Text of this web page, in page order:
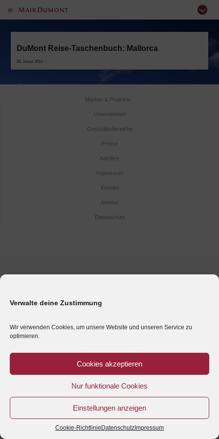
Verwalte deine Zustimmung
Wir verwenden Cookies, um unsere Website und unseren Service zu
optimieren.
Cookies akzeptieren
Nur funktionale Cookies
Einstellungen anzeigen
Cookie-Richtlinie Datenschutz Impressum
DuMont Reise-Taschenbuch: Mallorca
28. Januar 2014 -
Marken & Produkte
Unternehmen
Geschäftsbereiche
Presse
Karriere
Impressum
Kontakt
Anreise
Datenschutz